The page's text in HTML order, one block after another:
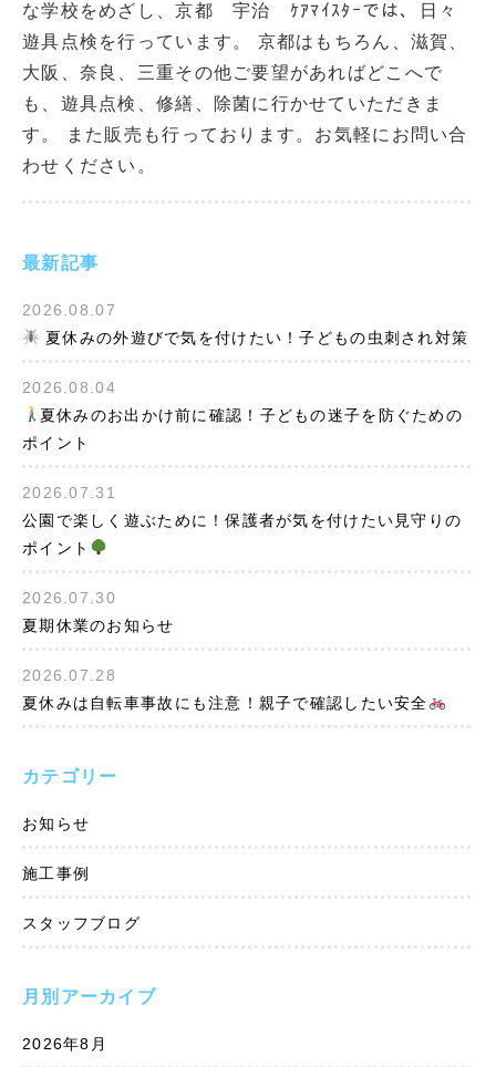
最新記事
2026.08.07
夏休みの外遊びで気を付けたい！子どもの虫刺され対策
2026.08.04
夏休みのお出かけ前に確認！子どもの迷子を防ぐための
ポイント
2026.07.31
公園で楽しく遊ぶために！保護者が気を付けたい見守りの
ポイント
2026.07.30
夏期休業のお知らせ
2026.07.28
夏休みは自転車事故にも注意！親子で確認したい安全
カテゴリー
お知らせ
施工事例
スタッフブログ
月別アーカイブ
2026年8月
な学校をめざし、京都 宇治 ｹｱﾏｲｽﾀｰでは、日々
遊具点検を行っています。 京都はもちろん、滋賀、
大阪、奈良、三重その他ご要望があればどこへで
も、遊具点検、修繕、除菌に行かせていただきま
す。 また販売も行っております。お気軽にお問い合
わせください。